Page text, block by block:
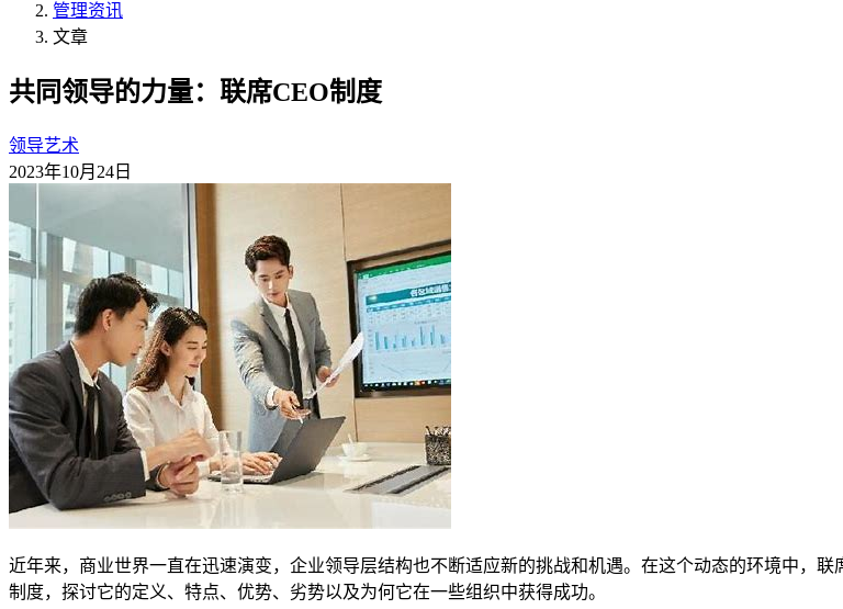
管理资讯
文章
共同领导的力量：联席CEO制度
领导艺术
2023年10月24日
近年来，商业世界一直在迅速演变，企业领导层结构也不断适应新的挑战和机遇。在这个动态的环境中，
制度，探讨它的定义、特点、优势、劣势以及为何它在一些组织中获得成功。